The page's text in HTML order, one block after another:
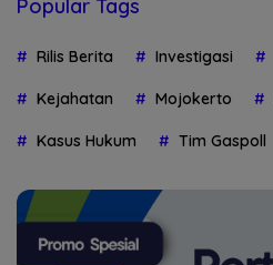
Popular Tags
Rilis Berita Investigasi
Kejahatan Mojokerto
Kasus Hukum Tim Gaspoll